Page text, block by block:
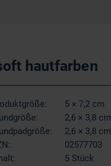
hautfarben
5 × 7,2 cm
2,6 × 3,8 cm
2,6 × 3,8 cm
02577703
5 Stück